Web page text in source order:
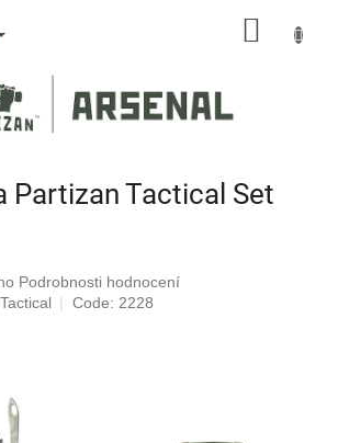
Partizan Tactical Set
Podrobnosti hodnocení
Code: 2228